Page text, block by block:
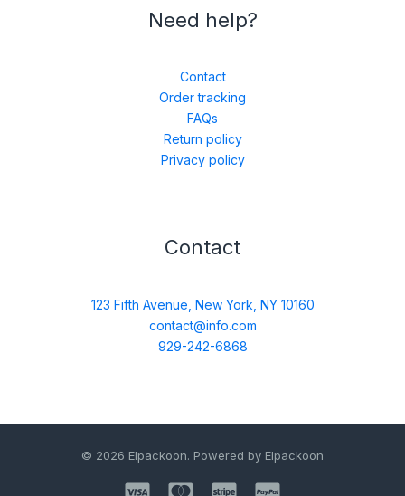
Need help?
Contact
Order tracking
FAQs
Return policy
Privacy policy
Contact
123 Fifth Avenue, New York, NY 10160
contact@info.com
929-242-6868
© 2026 Elpackoon. Powered by Elpackoon